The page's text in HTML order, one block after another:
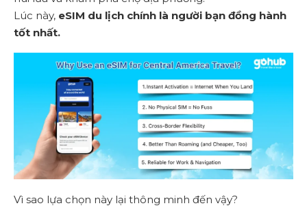
Lúc này, eSIM du lịch chính là người bạn đồng hành
tốt nhất.
Vì sao lựa chọn này lại thông minh đến vậy?